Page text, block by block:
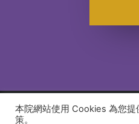
© 2026 建道神學
本院網站使用 Cookies 為您
策。